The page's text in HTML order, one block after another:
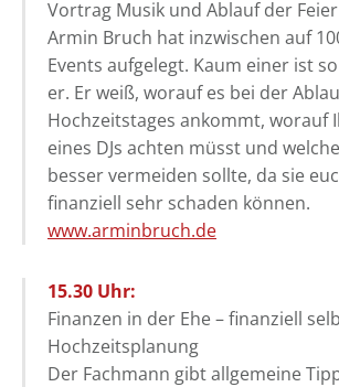
Vortrag Musik und Ablauf der Feier
Armin Bruch hat inzwischen auf
Events aufgelegt. Kaum einer ist
er. Er weiß, worauf es bei der
Hochzeitstages ankommt, worauf
eines DJs achten müsst und
besser vermeiden sollte, da sie
finanziell sehr schaden können.
www.arminbruch.de
15.30 Uhr:
Finanzen in der Ehe – finanziell
Hochzeitsplanung
Der Fachmann gibt allgemeine